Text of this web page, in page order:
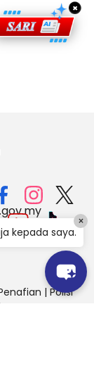
×
| Polisi
kepada saya.
×